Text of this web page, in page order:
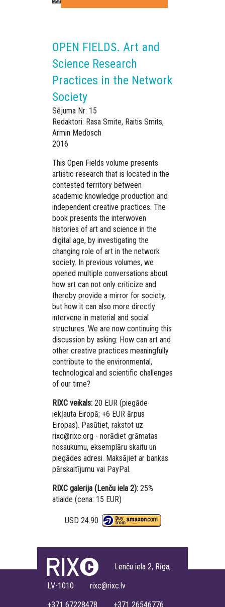
OPEN FIELDS. Art and
Science Research
Practices in the Network
Society
Sējuma Nr: 15
Redaktori: Rasa Smite, Raitis Smits,
Armin Medosch
2016
This Open Fields volume presents
artistic research that is located in the
contested territory between
academic knowledge production and
independent creative practices. The
book presents the interwoven
histories of art and science in the
digital age, by investigating the
changing role of art in the network
society. In previous volumes, we
opened multiple conversations about
how art can not only criticize and
thereby provide a mirror for society,
but how it can also more directly
intervene in material and social
structures. We are now continuing this
discussion by asking: How can art and
other creative practices meaningfully
contribute to the environmental,
technological and scientific challenges
of our time?
RIXC veikals: 20 EUR (piegāde
iekļauta Eiropā; +6 EUR ārpus
Eiropas). Pasūtiet, rakstot uz
rixc@rixc.org - norādiet grāmatas
nosaukumu, eksemplāru skaitu un
piegādes adresi. Maksājiet ar bankas
pārskaitījumu vai PayPal.
RIXC galerija (Lenču iela 2): 25%
atlaide (cena: 15 EUR)
USD 24.90
Lenču iela 2, Rīga,
LV-1010 rixc@rixc.lv
+371 67228478 +371 26546776